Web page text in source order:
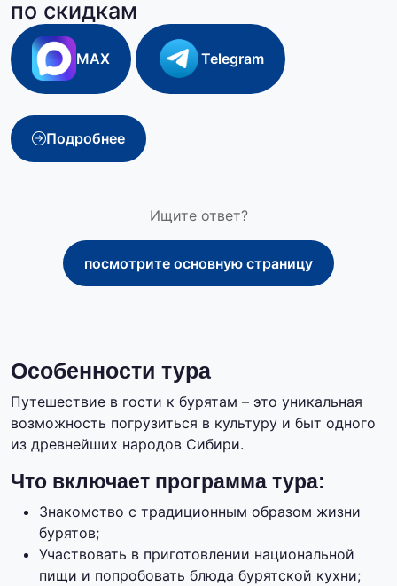
по скидкам
MAX Telegram
Подробнее
Ищите ответ?
посмотрите основную страницу
Особенности тура
Путешествие в гости к бурятам – это уникальная
возможность погрузиться в культуру и быт одного
из древнейших народов Сибири.
Что включает программа тура:
Знакомство с традиционным образом жизни
бурятов;
Участвовать в приготовлении национальной
пищи и попробовать блюда бурятской кухни;